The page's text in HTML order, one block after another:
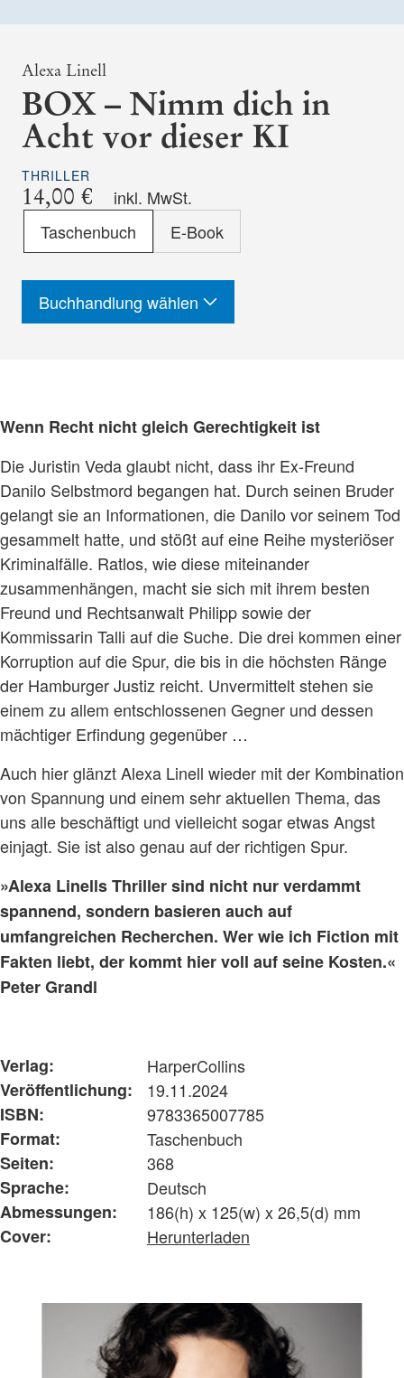
Alexa Linell
BOX – Nimm dich in
Acht vor dieser KI
THRILLER
14,00 €
inkl. MwSt.
Taschenbuch E-Book
Buchhandlung wählen
Wenn Recht nicht gleich Gerechtigkeit ist
Die Juristin Veda glaubt nicht, dass ihr Ex-Freund
Danilo Selbstmord begangen hat. Durch seinen Bruder
gelangt sie an Informationen, die Danilo vor seinem Tod
gesammelt hatte, und stößt auf eine Reihe mysteriöser
Kriminalfälle. Ratlos, wie diese miteinander
zusammenhängen, macht sie sich mit ihrem besten
Freund und Rechtsanwalt Philipp sowie der
Kommissarin Talli auf die Suche. Die drei kommen einer
Korruption auf die Spur, die bis in die höchsten Ränge
der Hamburger Justiz reicht. Unvermittelt stehen sie
einem zu allem entschlossenen Gegner und dessen
mächtiger Erfindung gegenüber …
Auch hier glänzt Alexa Linell wieder mit der Kombination
von Spannung und einem sehr aktuellen Thema, das
uns alle beschäftigt und vielleicht sogar etwas Angst
einjagt. Sie ist also genau auf der richtigen Spur.
»Alexa Linells Thriller sind nicht nur verdammt
spannend, sondern basieren auch auf
umfangreichen Recherchen. Wer wie ich Fiction mit
Fakten liebt, der kommt hier voll auf seine Kosten.«
Peter Grandl
Verlag:
HarperCollins
Veröffentlichung:
19.11.2024
ISBN:
9783365007785
Format:
Taschenbuch
Seiten:
368
Sprache:
Deutsch
Abmessungen:
186(h) x 125(w) x 26,5(d) mm
Cover:
Herunterladen